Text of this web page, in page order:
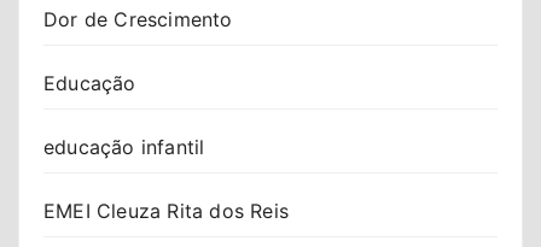
Dor de Crescimento
Educação
educação infantil
EMEI Cleuza Rita dos Reis